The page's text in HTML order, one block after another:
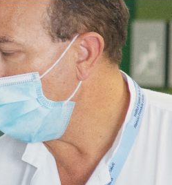
PERSONAL LABORAL
COMLL
AL
VIDA
PROFESIONAL
OFERTAS Y
TRANSPARENCIA
CONSULTA